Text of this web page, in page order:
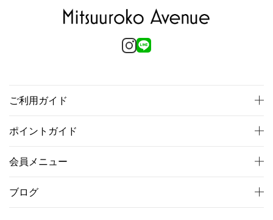
ご利用ガイド
ポイントガイド
会員メニュー
ブログ